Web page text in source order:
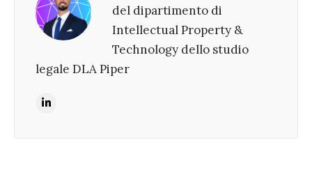
del dipartimento di
Intellectual Property &
Technology dello studio
legale DLA Piper